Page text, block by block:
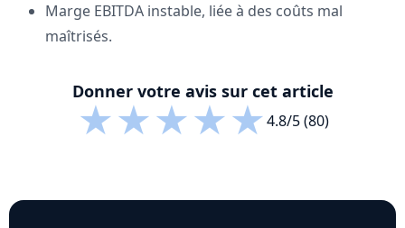
Marge EBITDA instable, liée à des coûts mal
maîtrisés.
Donner votre avis sur cet article
★★★★★4.8/5 (80)